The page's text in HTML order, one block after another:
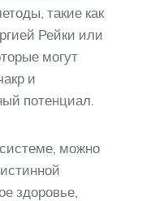
такие как
Рейки или
могут
и
потенциал.
можно
здоровье,